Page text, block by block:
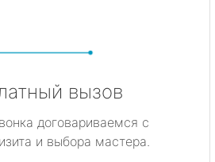
вызов
договариваемся с
и выбора мастера.